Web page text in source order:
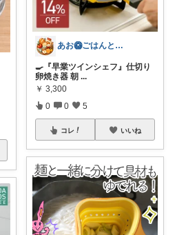
あお🥝ごはんとおともたち🥭
🍳『早業ツインシェフ』仕切り
卵焼き器 朝 ...
￥ 3,300
0 0 5
コレ いいね